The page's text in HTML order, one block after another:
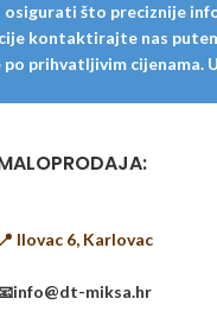
osigurati što preciznije
kontaktirajte nas
prihvatljivim
📍 Ilovac 6, Karlovac
miksa.hr